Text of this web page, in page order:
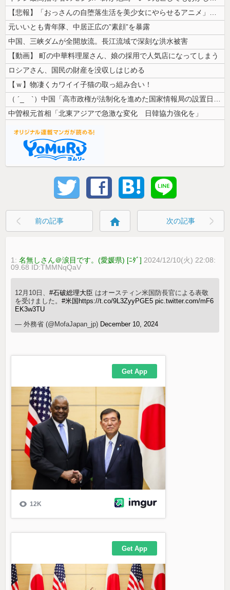
【悲報】「おっさんの自堕落生活を美少女にやらせるアニメ」、増えすぎてフ...
元いいとも青年隊、中居正広の”素顔”を暴露
中国、三峡ダムが全開放流。長江流域で深刻な洪水被害
【動画】 町の中華料理屋さん、娘の採用で人気店になってしまう
ロシアさん、国民の財産を没収しはじめる
【ｗ】物凄くカワイイ子猫の取っ組み合い！
（ ´_ゝ`）中国「高市政権が法制化を進めた国家情報局の設置日が7月3...
中曽根元首相「北東アジアで急激な変化 日韓協力強化を」
前の記事 home 次の記事
1:名無しさん＠涙目です。(愛媛県) [ﾆﾀﾞ] 2024/12/10(火) 22:08:
09.68 ID:TMMNqQaV
12月10日、#石破総理大臣 はオースティン米国防長官による表敬
を受けました。#米国 https://t.co/9L3ZyyPGE5 pic.twitter.com/mF6
EK3w3TU
— 外務省 (@MofaJapan_jp) December 10, 2024